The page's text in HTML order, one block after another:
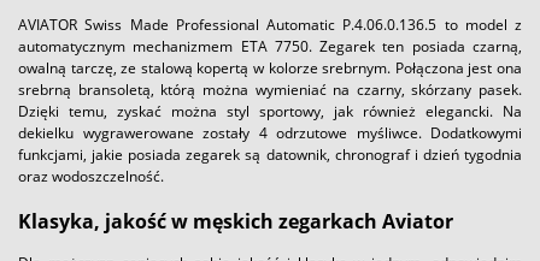
AVIATOR Swiss Made Professional Automatic P.4.06.0.136.5 to model z
automatycznym mechanizmem ETA 7750. Zegarek ten posiada czarną,
owalną tarczę, ze stalową kopertą w kolorze srebrnym. Połączona jest ona
srebrną bransoletą, którą można wymieniać na czarny, skórzany pasek.
Dzięki temu, zyskać można styl sportowy, jak również elegancki. Na
dekielku wygrawerowane zostały 4 odrzutowe myśliwce. Dodatkowymi
funkcjami, jakie posiada zegarek są datownik, chronograf i dzień tygodnia
oraz wodoszczelność.
Klasyka, jakość w męskich zegarkach Aviator